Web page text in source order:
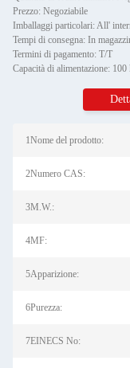
Prezzo: Negoziabile
Imballaggi particolari: All'
Tempi di consegna: In
Termini di pagamento: T/T
Capacità di alimentazione: 100
1Nome del prodotto:
2Numero CAS:
3M.W.:
4MF:
5Apparizione:
6Purezza:
7EINECS No: